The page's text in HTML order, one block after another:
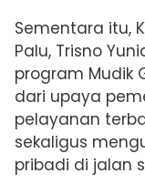
Sementara itu,
Palu, Trisno
program Mudik
dari upaya
pelayanan
sekaligus
pribadi di jalan